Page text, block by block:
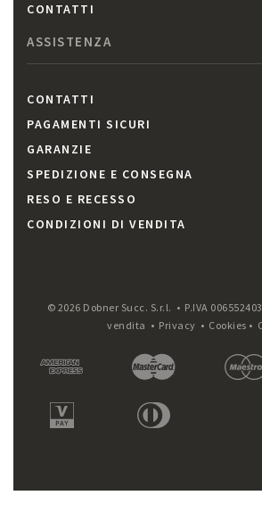
CONTATTI
ASSISTENZA
CONTATTI
PAGAMENTI SICURI
GARANZIE
SPEDIZIONE E CONSEGNA
RESO E RECESSO
CONDIZIONI DI VENDITA
© 2026 Dobner Succ. S.r.l. • P.IVA
vendita • Privacy • Cookies •